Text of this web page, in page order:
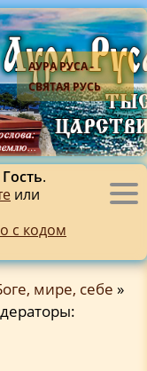
АУРА РУСА -
СВЯТАЯ РУСЬ
Гость.
или
с кодом
мире, себе »